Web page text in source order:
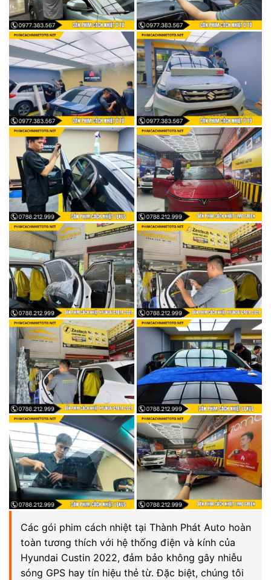
Các gói phim cách nhiệt tại Thành Phát Auto hoàn
toàn tương thích với hệ thống điện và kính của
Hyundai Custin 2022, đảm bảo không gây nhiễu
sóng GPS hay tín hiệu thẻ từ. Đặc biệt, chúng tôi